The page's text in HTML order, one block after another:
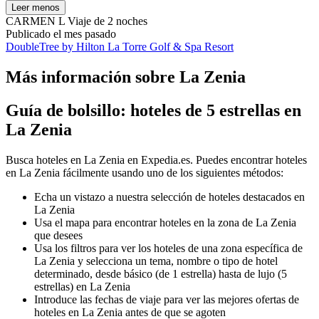
Leer menos
CARMEN L Viaje de 2 noches
Publicado el mes pasado
DoubleTree by Hilton La Torre Golf & Spa Resort
Más información sobre La Zenia
Guía de bolsillo: hoteles de 5 estrellas en
La Zenia
Busca hoteles en La Zenia en Expedia.es. Puedes encontrar hoteles
en La Zenia fácilmente usando uno de los siguientes métodos:
Echa un vistazo a nuestra selección de hoteles destacados en
La Zenia
Usa el mapa para encontrar hoteles en la zona de La Zenia
que desees
Usa los filtros para ver los hoteles de una zona específica de
La Zenia y selecciona un tema, nombre o tipo de hotel
determinado, desde básico (de 1 estrella) hasta de lujo (5
estrellas) en La Zenia
Introduce las fechas de viaje para ver las mejores ofertas de
hoteles en La Zenia antes de que se agoten